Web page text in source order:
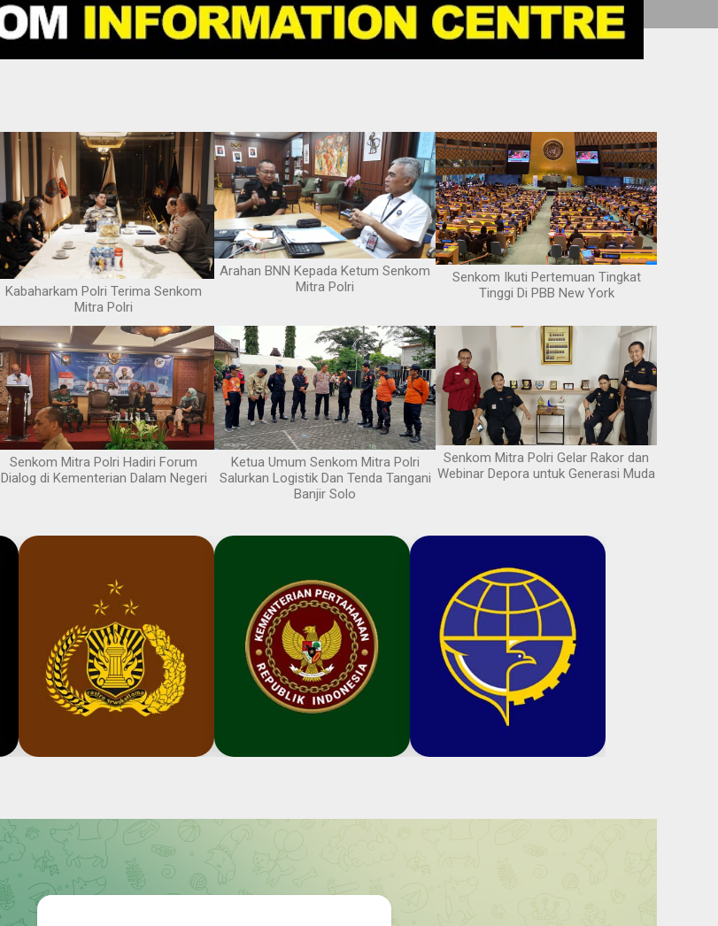
Kabaharkam Polri Terima Senkom
Mitra Polri
Arahan BNN Kepada Ketum Senkom
Mitra Polri
Senkom Ikuti Pertemuan Tingkat
Tinggi Di PBB New York
Senkom Mitra Polri Hadiri Forum
Dialog di Kementerian Dalam Negeri
Ketua Umum Senkom Mitra Polri
Salurkan Logistik Dan Tenda Tangani
Banjir Solo
Senkom Mitra Polri Gelar Rakor dan
Webinar Depora untuk Generasi Muda